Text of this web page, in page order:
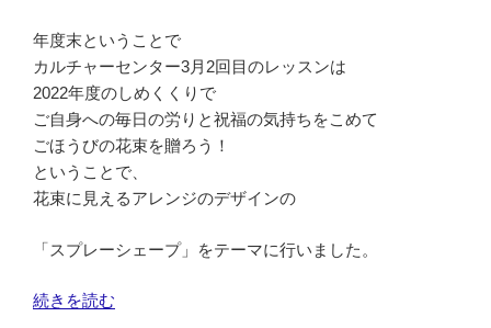
年度末ということで
カルチャーセンター3月2回目のレッスンは
2022年度のしめくくりで
ご自身への毎日の労りと祝福の気持ちをこめて
ごほうびの花束を贈ろう！
ということで、
花束に見えるアレンジのデザインの
「スプレーシェープ」をテーマに行いました。
“カ
続きを読む